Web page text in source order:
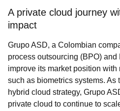
A private cloud journey
impact
Grupo ASD, a Colombian
process outsourcing (BPO)
improve its market position
such as biometrics systems. As
hybrid cloud strategy, Grupo
private cloud to continue to